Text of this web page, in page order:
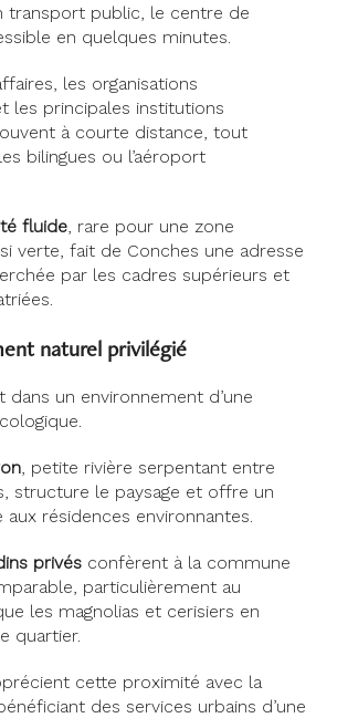
transport public, le centre de
en quelques minutes.
les organisations
les principales institutions
à courte distance, tout
bilingues ou l’aéroport
fluide, rare pour une zone
verte, fait de Conches une adresse
par les cadres supérieurs et
naturel privilégié
dans un environnement d’une
, petite rivière serpentant entre
structure le paysage et offre un
résidences environnantes.
privés confèrent à la commune
particulièrement au
les magnolias et cerisiers en
quartier.
cette proximité avec la
des services urbains d’une